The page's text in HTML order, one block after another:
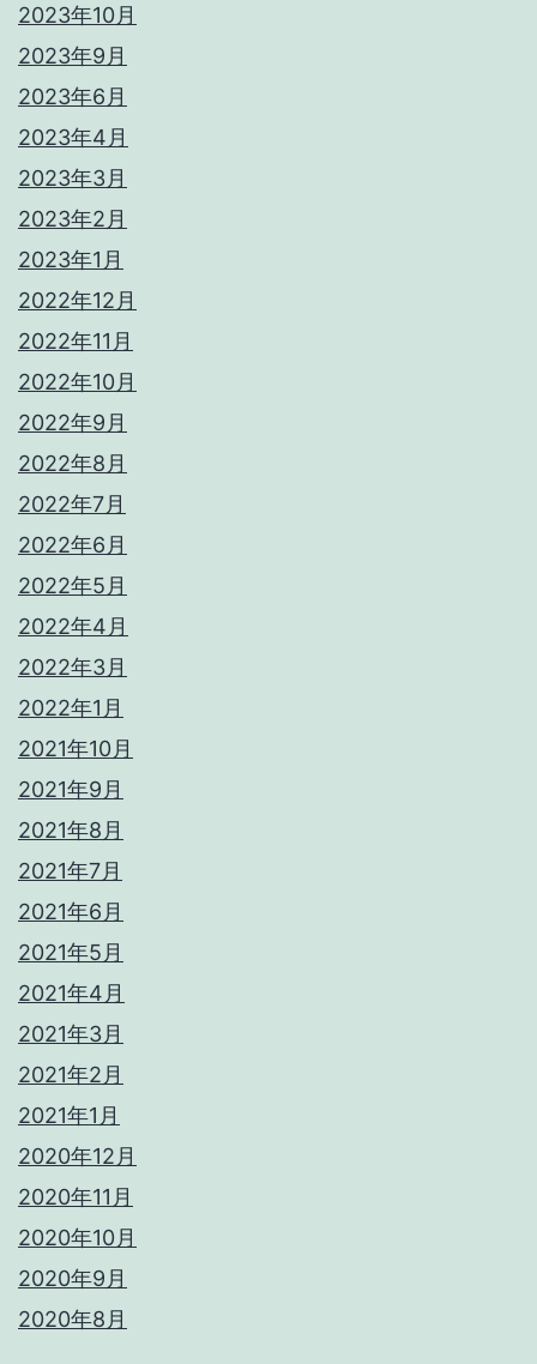
2023年10月
2023年9月
2023年6月
2023年4月
2023年3月
2023年2月
2023年1月
2022年12月
2022年11月
2022年10月
2022年9月
2022年8月
2022年7月
2022年6月
2022年5月
2022年4月
2022年3月
2022年1月
2021年10月
2021年9月
2021年8月
2021年7月
2021年6月
2021年5月
2021年4月
2021年3月
2021年2月
2021年1月
2020年12月
2020年11月
2020年10月
2020年9月
2020年8月